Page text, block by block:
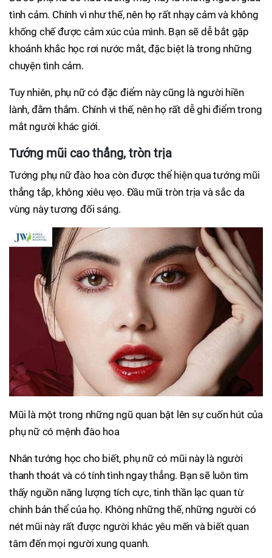
tình cảm. Chính vì như thế, nên họ rất nhạy cảm và không
khống chế được cảm xúc của mình. Bạn sẽ dễ bắt gặp
khoảnh khắc học rơi nước mắt, đặc biệt là trong những
chuyện tình cảm.
Tuy nhiên, phụ nữ có đặc điểm này cũng là người hiền
lành, đằm thắm. Chính vì thế, nên họ rất dễ ghi điểm trong
mắt người khác giới.
Tướng mũi cao thẳng, tròn trịa
Tướng phụ nữ đào hoa còn được thể hiện qua tướng mũi
thẳng tắp, không xiêu vẹo. Đầu mũi tròn trịa và sắc da
vùng này tương đối sáng.
Mũi là một trong những ngũ quan bật lên sự cuốn hút của
phụ nữ có mệnh đào hoa
Nhân tướng học cho biết, phụ nữ có mũi này là người
thanh thoát và có tính tình ngay thẳng. Bạn sẽ luôn tìm
thấy nguồn năng lượng tích cực, tinh thần lạc quan từ
chính bản thể của họ. Không những thế, những người có
nét mũi này rất được người khác yêu mến và biết quan
tâm đến mọi người xung quanh.